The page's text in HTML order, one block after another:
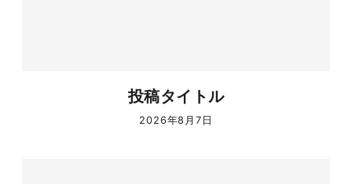
投稿タイトル
2026年8月7日